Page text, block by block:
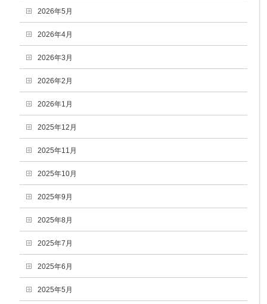
2026年5月
2026年4月
2026年3月
2026年2月
2026年1月
2025年12月
2025年11月
2025年10月
2025年9月
2025年8月
2025年7月
2025年6月
2025年5月